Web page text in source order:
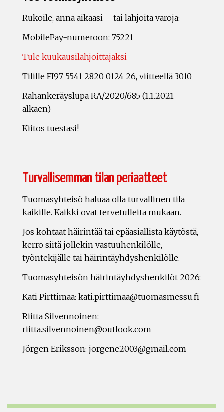
Rukoile, anna aikaasi – tai lahjoita varoja:
MobilePay-numeroon: 75221
Tule kuukausilahjoittajaksi
Tilille FI97 5541 2820 0124 26, viitteellä 3010
Rahankeräyslupa RA/2020/685 (1.1.2021
alkaen)
Kiitos tuestasi!
Turvallisemman tilan periaatteet
Tuomasyhteisö haluaa olla turvallinen tila
kaikille. Kaikki ovat tervetulleita mukaan.
Jos kohtaat häirintää tai epäasiallista käytöstä,
kerro siitä jollekin vastuuhenkilölle,
työntekijälle tai häirintäyhdyshenkilölle.
Tuomasyhteisön häirintäyhdyshenkilöt 2026:
Kati Pirttimaa: kati.pirttimaa@tuomasmessu.fi
Riitta Silvennoinen:
riitta.silvennoinen@outlook.com
Jörgen Eriksson: jorgene2003@gmail.com